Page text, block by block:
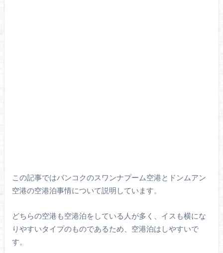
この記事ではバンコクのスワンナプーム空港とドンムアン
空港の空港泊事情について説明しています。
どちらの空港も空港泊をしている人が多く、イスも横にな
りやすいタイプのものであるため、空港泊はしやすいで
す。